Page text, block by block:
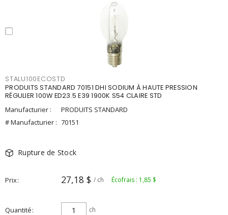
STALU100ECOSTD
PRODUITS STANDARD 70151 DHI SODIUM À HAUTE PRESSION
RÉGULIER 100W ED23.5 E39 1900K S54 CLAIRE STD
Manufacturier :
PRODUITS STANDARD
# Manufacturier : 70151
Rupture de Stock
Prix 27,18 $ / ch Écofrais : 1,85 $
Quantité ch